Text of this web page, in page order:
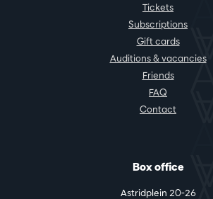
Tickets
Subscriptions
Gift cards
Auditions & vacancies
Friends
FAQ
Contact
Box office
Astridplein 20-26